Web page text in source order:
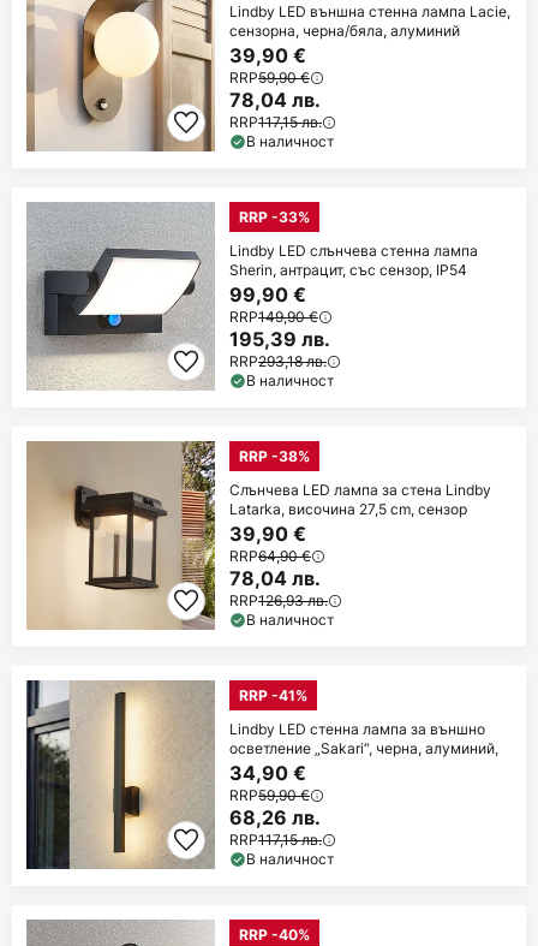
Lindby LED външна стенна лампа Lacie,
сензорна, черна/бяла, алуминий
39,90 €
RRP59,90 €
78,04 лв.
RRP117,15 лв.
В наличност
RRP -33%
Lindby LED слънчева стенна лампа
Sherin, антрацит, със сензор, IP54
99,90 €
RRP149,90 €
195,39 лв.
RRP293,18 лв.
В наличност
RRP -38%
Слънчева LED лампа за стена Lindby
Latarka, височина 27,5 cm, сензор
39,90 €
RRP64,90 €
78,04 лв.
RRP126,93 лв.
В наличност
RRP -41%
Lindby LED стенна лампа за външно
осветление „Sakari“, черна, алуминий,
34,90 €
RRP59,90 €
68,26 лв.
RRP117,15 лв.
В наличност
RRP -40%